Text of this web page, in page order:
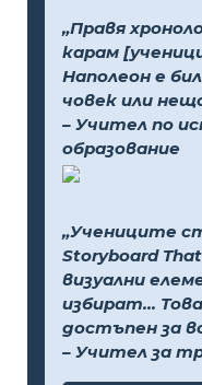
„Правя
карам
Наполеон е
човек или
– Учител по
образование
„Учениците
Storyboard
визуални
избират...
достъпен за
– Учител за